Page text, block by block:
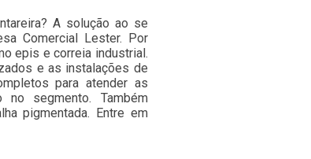
A solução ao se
Comercial Lester. Por
epis e correia industrial.
e as instalações de
para atender as
segmento. Também
pigmentada. Entre em